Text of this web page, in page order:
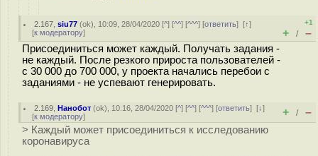
2.167 ,siu77 (ok), 10:09, 28/04/2020 [^] [^^] [^^^] [ответить][↑]
[к модератору]
+1
+ / –
Присоединиться может каждый. Получать задания -
не каждый. После резкого прироста пользователей -
с 30 000 до 700 000, у проекта начались перебои с
заданиями - не успевают генерировать.
2.169 ,Нанобот (ok), 10:16, 28/04/2020 [^] [^^] [^^^] [ответить][↓]
[к модератору] + / –
> Каждый может присоединиться к исследованию
коронавируса